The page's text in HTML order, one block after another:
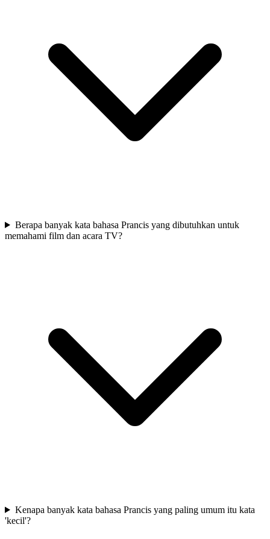
Berapa banyak kata bahasa Prancis yang dibutuhkan untuk
memahami film dan acara TV?
Kenapa banyak kata bahasa Prancis yang paling umum itu kata
'kecil'?